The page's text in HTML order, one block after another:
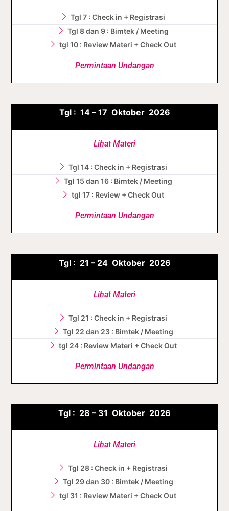
Tgl 7 : Check in + Registrasi
Tgl 8 dan 9 : Bimtek / Meeting
tgl 10 : Review Materi + Check Out
Permintaan Undangan
Tgl : 14 – 17 Oktober 2026
Lihat Materi
Tgl 14 : Check in + Registrasi
Tgl 15 dan 16 : Bimtek / Meeting
tgl 17 : Review + Check Out
Permintaan Undangan
Tgl : 21 – 24 Oktober 2026
Lihat Materi
Tgl 21 : Check in + Registrasi
Tgl 22 dan 23 : Bimtek / Meeting
tgl 24 : Review Materi + Check Out
Permintaan Undangan
Tgl : 28 – 31 Oktober 2026
Lihat Materi
Tgl 28 : Check in + Registrasi
Tgl 29 dan 30 : Bimtek / Meeting
tgl 31 : Review Materi + Check Out